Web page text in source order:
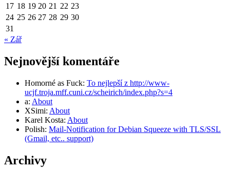
17 18 19 20 21 22 23
24 25 26 27 28 29 30
31
« Zář
Nejnovější komentáře
Homorné as Fuck: To nejlepší z http://www-
ucjf.troja.mff.cuni.cz/scheirich/index.php?s=4
a: About
XSimi: About
Karel Kosta: About
Polish: Mail-Notification for Debian Squeeze with TLS/SSL
(Gmail, etc.. support)
Archivy